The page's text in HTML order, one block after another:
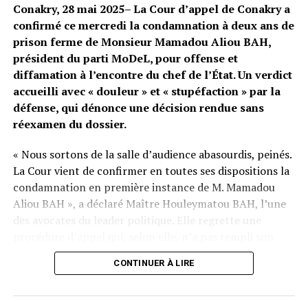
Conakry, 28 mai 2025– La Cour d’appel de Conakry a
confirmé ce mercredi la condamnation à deux ans de
prison ferme de Monsieur Mamadou Aliou BAH,
président du parti MoDeL, pour offense et
diffamation à l’encontre du chef de l’État. Un verdict
accueilli avec « douleur » et « stupéfaction » par la
défense, qui dénonce une décision rendue sans
réexamen du dossier.
« Nous sortons de la salle d’audience abasourdis, peinés.
La Cour vient de confirmer en toutes ses dispositions la
condamnation en première instance de M. Mamadou
Aliou BAH », a déclaré Maître Houleymatou BAH, l’une
des avocates du leader politique. Elle regrette une
rôle : « La Cour a l’obligation de rejuger, puisqu’elle a été
saisie à cet effet. Elle s’est contentée de confirmer la
CONTINUER À LIRE